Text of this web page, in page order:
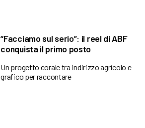
“Facciamo sul serio”: il reel di ABF
conquista il primo posto
Un progetto corale tra indirizzo agricolo e
grafico per raccontare